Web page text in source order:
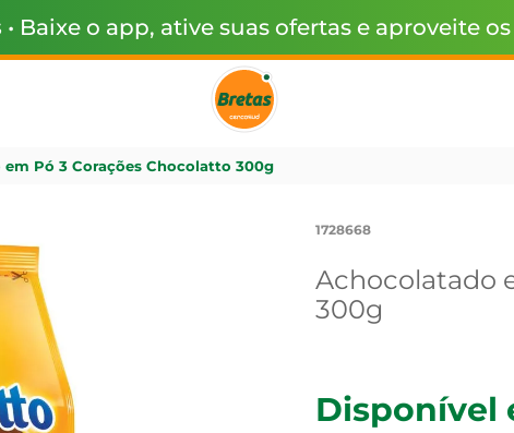
• Baixe o app, ative suas ofertas e aproveite
Pó 3 Corações Chocolatto 300g
1728668
Achocolatado
300g
Disponível